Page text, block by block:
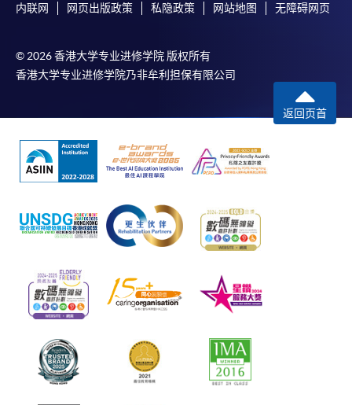
内联网 网页出版政策 私隐政策 网站地图 无障碍网页
© 2026 香港大学专业进修学院 版权所有
香港大学专业进修学院乃非牟利担保有限公司
返回页首